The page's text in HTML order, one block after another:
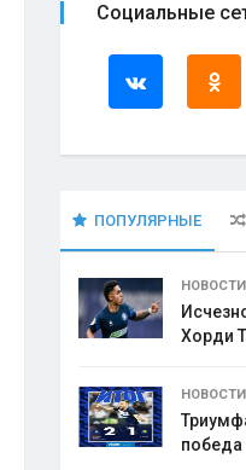
Социальные
ПОПУЛЯРНЫЕ
НОВОСТИ
Хорди
НОВОСТИ